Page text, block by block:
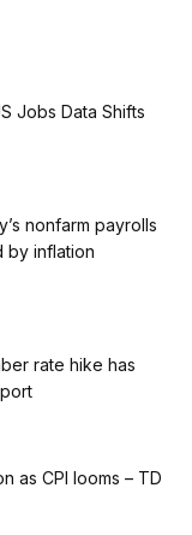
Jobs Data Shifts
nonfarm payrolls
by inflation
rate hike has
as CPI looms – TD